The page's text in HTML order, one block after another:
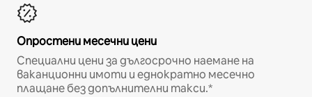
Опростени месечни цени
Специални цени за дългосрочно наемане на
ваканционни имоти и еднократно месечно
плащане без допълнителни такси.*